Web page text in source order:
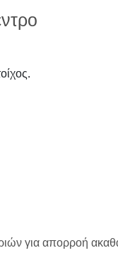
για απορροή